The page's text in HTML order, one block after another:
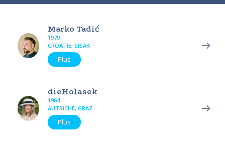
Marko Tadić
1979
CROATIE, SISAK
Plus
dieHolasek
1964
AUTRICHE, GRAZ
Plus